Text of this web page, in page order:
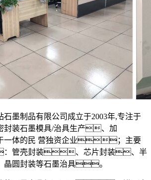
石墨制品有限公司成立于2003年,专注于
封装石墨模具/治具生产、加
体的民 营独资企业；主要
：管壳封装、芯片封装、半
圆封装等石墨治具。